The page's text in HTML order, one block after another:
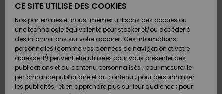
Chaussures
& Tongs
Surf
Chaussures
& Tongs
Surf
FEMME
A
Découvrir
Snow
SURF
Surf
Shop
Enfant
Highlights
SNOW
Snow
Shop
Enfant
Snow
Shop
Femme
OUTLET
Enfant
Outlet
Femme
Retours
Paiement
Carte
Cadeau
CE SITE UTILISE DES COOKIES
Nos partenaires et nous-mêmes utilisons des cookies ou
une technologie équivalente pour stocker et/ou accéder à
des informations sur votre appareil. Ces informations
personnelles (comme vos données de navigation et votre
adresse IP) peuvent être utilisées pour vous présenter des
publications et du contenu personnalisés ; pour mesurer la
performance publicitaire et du contenu ; pour personnaliser
les publicités ; et en apprendre plus sur leur audience ; pour